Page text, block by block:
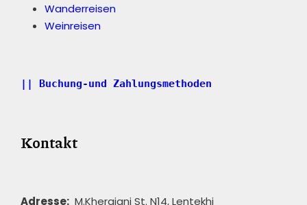
Wanderreisen
Weinreisen
|| Buchung-und Zahlungsmethoden
Kontakt
Adresse: M.Khergiani St. N14, Lentekhi